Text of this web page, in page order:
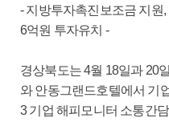
- 지방투자촉진보조금 지원,
6억원 투자유치 -
경상북도는 4월 18일과 20
와 안동그랜드호텔에서 기
3 기업 해피모니터 소통간